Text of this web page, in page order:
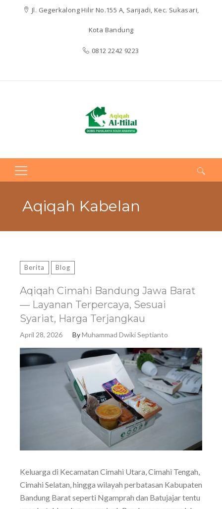
Jl. Gegerkalong Hilir No.155 A, Sarijadi, Kec. Sukasari,
Kota Bandung
0812 2242 9223
Search
Aqiqah Kabelan
Berita Blog
Aqiqah Cimahi Bandung Jawa Barat
— Layanan Terpercaya, Sesuai
Syariat, Harga Terjangkau
April 28, 2026 ByMuhammad Dwiki Septianto
Keluarga di Kecamatan Cimahi Utara, Cimahi Tengah,
Cimahi Selatan, hingga wilayah perbatasan Kabupaten
Bandung Barat seperti Ngamprah dan Batujajar tentu